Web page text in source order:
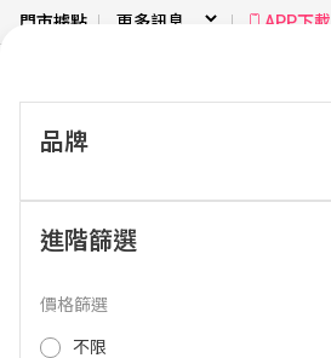
門市據點 APP下載
品牌
進階篩選
價格篩選
不限
排序：